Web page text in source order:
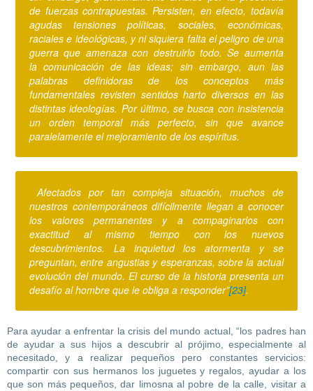
de fuerzas contrapuestas. Persisten, en efecto, todavía
agudas tensiones políticas, sociales, económicas,
raciales e ideológicas, y ni siquiera falta el peligro de una
guerra que amenaza con destruirlo todo. Se aumenta
la comunicación de las ideas; sin embargo, aun las
palabras definidoras de los conceptos más
fundamentales revisten sentidos harto diversos en las
distintas ideologías. Por último, se busca con insistencia
un orden temporal más perfecto, sin que avance
paralelamente el mejoramiento de los espíritus.
Afectados por tan compleja situación, muchos de
nuestros contemporáneos difícilmente llegan a conocer
los valores permanentes y a compaginarlos con
exactitud al mismo tiempo con los nuevos
descubrimientos. La inquietud los atormenta y se
preguntan, entre angustias y esperanzas, sobre la actual
evolución del mundo. El curso de la historia presenta un
desafío al hombre que le obliga a responder”[23].
Para ayudar a enfrentar la crisis del mundo actual, “los padres han
de ayudar a sus hijos a descubrir al prójimo, especialmente al
necesitado, y a realizar pequeños pero constantes servicios:
compartir con sus hermanos los juguetes y regalos, ayudar a los
que son más pequeños, dar limosna al pobre de la calle, visitar a